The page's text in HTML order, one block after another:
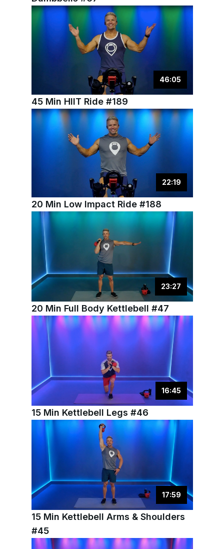
46:05
45 Min HIIT Ride #189
22:19
20 Min Low Impact Ride #188
23:27
20 Min Full Body Kettlebell #47
16:45
15 Min Kettlebell Legs #46
17:59
15 Min Kettlebell Arms & Shoulders
#45